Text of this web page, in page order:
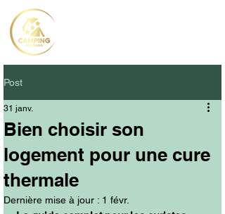
Post
Bien choisir son
logement pour une cure
thermale
31 janv.
Dernière mise à jour : 1 févr.